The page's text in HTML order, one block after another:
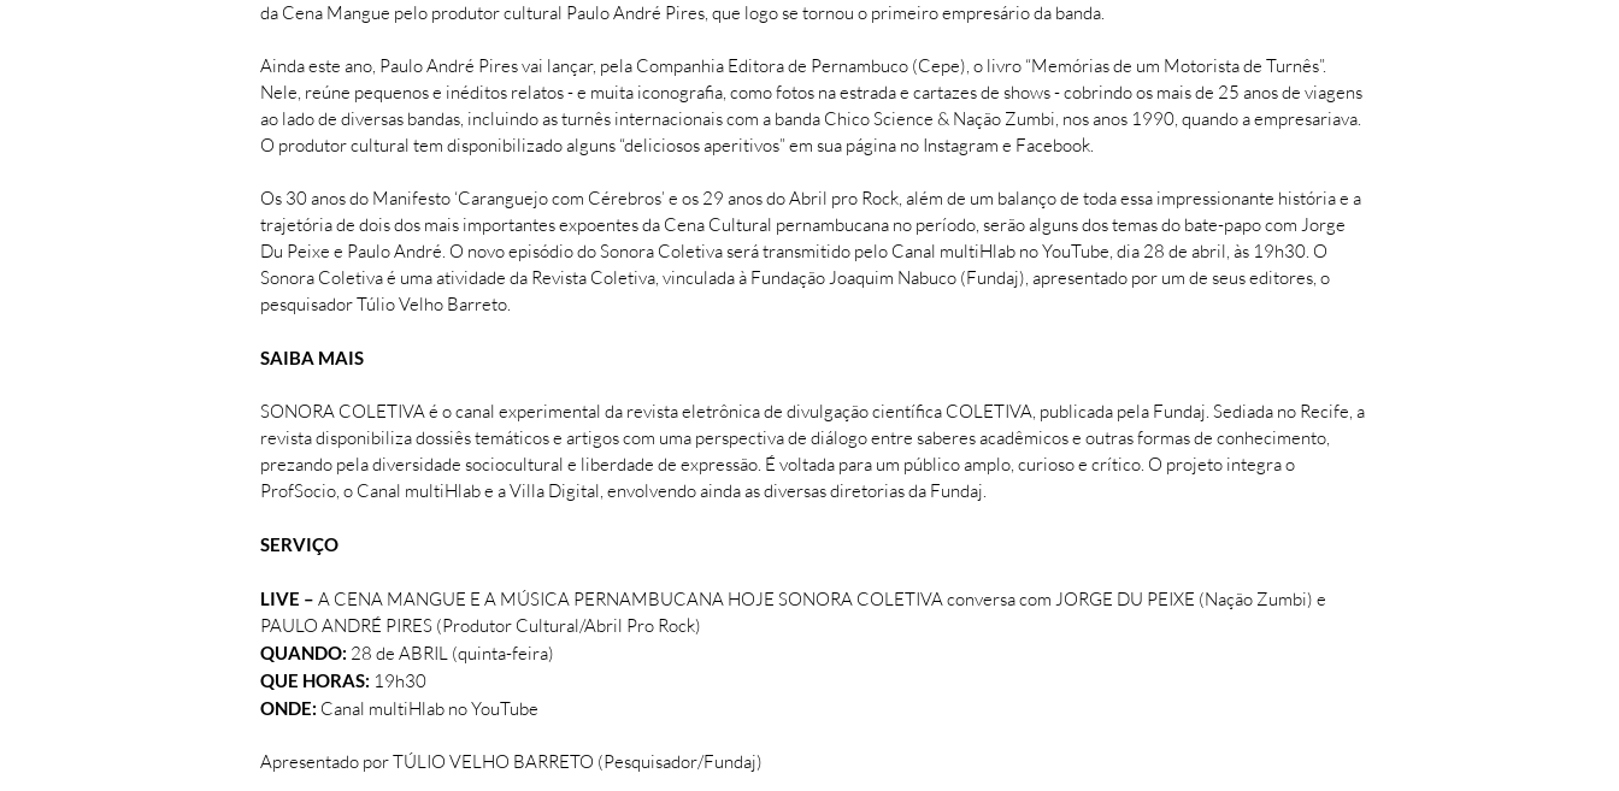
da Cena Mangue pelo produtor cultural Paulo André Pires, que logo se tornou o primeiro empresário da banda.
Ainda este ano, Paulo André Pires vai lançar, pela Companhia Editora de Pernambuco (Cepe), o livro “Memórias de um Motorista de Turnês”.
Nele, reúne pequenos e inéditos relatos - e muita iconografia, como fotos na estrada e cartazes de shows - cobrindo os mais de 25 anos de viagens
ao lado de diversas bandas, incluindo as turnês internacionais com a banda Chico Science & Nação Zumbi, nos anos 1990, quando a empresariava.
O produtor cultural tem disponibilizado alguns “deliciosos aperitivos” em sua página no Instagram e Facebook.
Os 30 anos do Manifesto ‘Caranguejo com Cérebros’ e os 29 anos do Abril pro Rock, além de um balanço de toda essa impressionante história e a
trajetória de dois dos mais importantes expoentes da Cena Cultural pernambucana no período, serão alguns dos temas do bate-papo com Jorge
Du Peixe e Paulo André. O novo episódio do Sonora Coletiva será transmitido pelo Canal multiHlab no YouTube, dia 28 de abril, às 19h30. O
Sonora Coletiva é uma atividade da Revista Coletiva, vinculada à Fundação Joaquim Nabuco (Fundaj), apresentado por um de seus editores, o
pesquisador Túlio Velho Barreto.
SAIBA MAIS
SONORA COLETIVA​ é o canal experimental da revista eletrônica de divulgação científica COLETIVA, publicada pela Fundaj. Sediada no Recife, a
revista disponibiliza dossiês temáticos e artigos com uma perspectiva de diálogo entre saberes acadêmicos e outras formas de conhecimento,
prezando pela diversidade sociocultural e liberdade de expressão. É voltada para um público amplo, curioso e crítico. O projeto integra o
ProfSocio, o Canal multiHlab e a Villa Digital, envolvendo ainda as diversas diretorias da Fundaj.
SERVIÇO
LIVE – A CENA MANGUE E A MÚSICA PERNAMBUCANA HOJE SONORA COLETIVA conversa com JORGE DU PEIXE (Nação Zumbi) e
PAULO ANDRÉ PIRES (Produtor Cultural/Abril Pro Rock)
QUANDO: 28 de ABRIL (quinta-feira)
QUE HORAS: 19h30
ONDE: Canal multiHlab no YouTube
Apresentado por TÚLIO VELHO BARRETO (Pesquisador/Fundaj)